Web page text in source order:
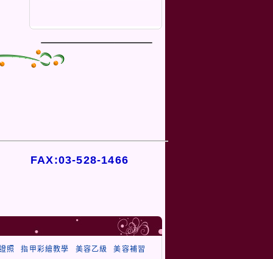
FAX:03-528-1466
照 指甲彩繪教學 美容乙級
美容補習